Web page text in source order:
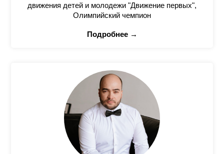
движения детей и молодежи "Движение первых",
Олимпийский чемпион
Подробнее →